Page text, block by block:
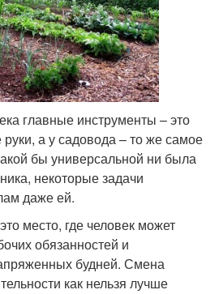
главные инструменты – это
а у садовода – то же самое
бы универсальной ни была
некоторые задачи
даже ей.
место, где человек может
обязанностей и
будней. Смена
как нельзя лучше